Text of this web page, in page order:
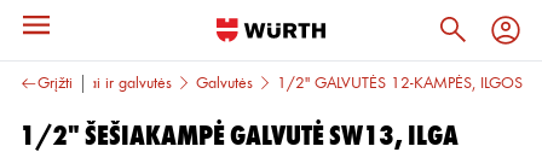
GrįžtiRaktai ir galvutės Galvutės 1/2'' GALVUTĖS 12-KAMPĖS, ILGOS
1/2" ŠEŠIAKAMPĖ GALVUTĖ SW13, ILGA